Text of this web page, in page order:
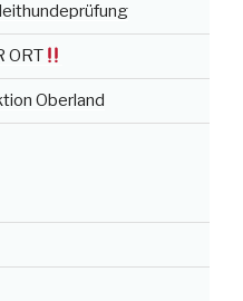
ORT
Oberland